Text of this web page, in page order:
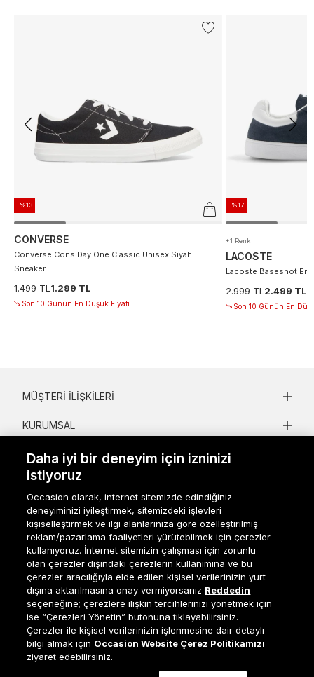
Sepete Ekle
-%13
CONVERSE
Converse Cons Day One Classic Unisex Siyah
Sneaker
1.499 TL1.299 TL
Son 10 Günün En Düşük Fiyatı
-%17
+1 Renk
LACOSTE
Lacoste Baseshot
2.999 TL2.499 TL
Son 10 Günün En
Müşteri İlişkileri0 850 800 01 20
MÜŞTERI İLIŞKILERI
KURUMSAL
KADIN KATEGORILER
GRUP MARKALAR
ERKEK KATEGORILER
Occasion bir EREN PERAKENDE markasıdır. © Eren Holding
Daha iyi bir deneyim için izninizi
istiyoruz
Occasion olarak, internet sitemizde edindiğiniz
deneyiminizi iyileştirmek, sitemizdeki işlevleri
kişiselleştirmek ve ilgi alanlarınıza göre özelleştirilmiş
reklam/pazarlama faaliyetleri yürütebilmek için çerezler
kullanıyoruz. İnternet sitemizin çalışması için zorunlu
olan çerezler dışındaki çerezlerin kullanımına ve bu
çerezler aracılığıyla elde edilen kişisel verilerinizin yurt
dışına aktarılmasına onay vermiyorsanız Reddedin
seçeneğine; çerezlere ilişkin tercihlerinizi yönetmek için
ise “Çerezleri Yönetin” butonuna tıklayabilirsiniz.
Çerezler ile kişisel verilerinizin işlenmesine dair detaylı
bilgi almak için Occasion Website Çerez Politikamızı
ziyaret edebilirsiniz.